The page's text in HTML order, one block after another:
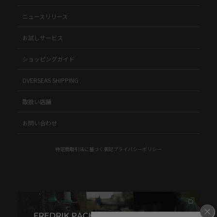
ニュースリリース
お試しサービス
ショッピングガイド
OVERSEAS SHIPPING
取扱い店舗
お問い合わせ
特定商取引法に基づく表記プライバシーポリシー